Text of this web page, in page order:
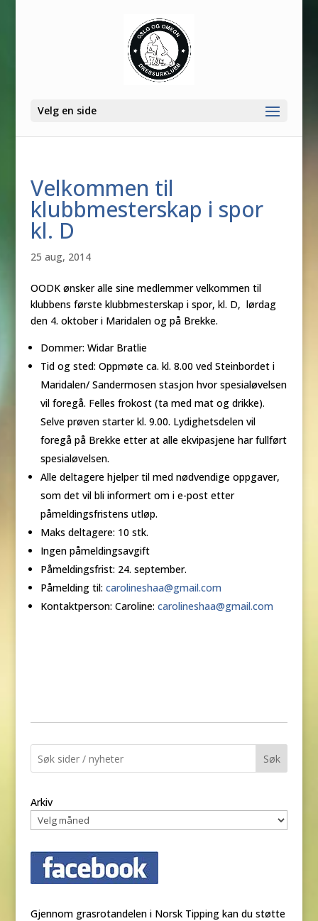
Velg en side
Velkommen til
klubbmesterskap i spor
kl. D
25 aug, 2014
OODK ønsker alle sine medlemmer velkommen til
klubbens første klubbmesterskap i spor, kl. D, lørdag
den 4. oktober i Maridalen og på Brekke.
Dommer: Widar Bratlie
Tid og sted: Oppmøte ca. kl. 8.00 ved Steinbordet i
Maridalen/ Sandermosen stasjon hvor spesialøvelsen
vil foregå. Felles frokost (ta med mat og drikke).
Selve prøven starter kl. 9.00. Lydighetsdelen vil
foregå på Brekke etter at alle ekvipasjene har fullført
spesialøvelsen.
Alle deltagere hjelper til med nødvendige oppgaver,
som det vil bli informert om i e-post etter
påmeldingsfristens utløp.
Maks deltagere: 10 stk.
Ingen påmeldingsavgift
Påmeldingsfrist: 24. september.
Påmelding til: carolineshaa@gmail.com
Kontaktperson: Caroline: carolineshaa@gmail.com
Søk
Arkiv
Gjennom grasrotandelen i Norsk Tipping kan du støtte